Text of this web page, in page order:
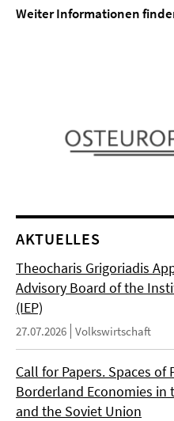
Weiter Informationen
AKTUELLES
Theocharis Grigoriadis
Advisory Board of the
(IEP)
27.07.2026 Volkswirtschaft
Call for Papers. Spaces
Borderland Economies in
and the Soviet Union